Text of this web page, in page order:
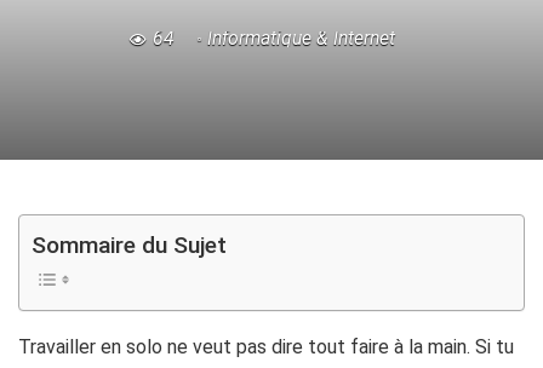
64 Informatique & Internet
Sommaire du Sujet
Travailler en solo ne veut pas dire tout faire à la main. Si tu